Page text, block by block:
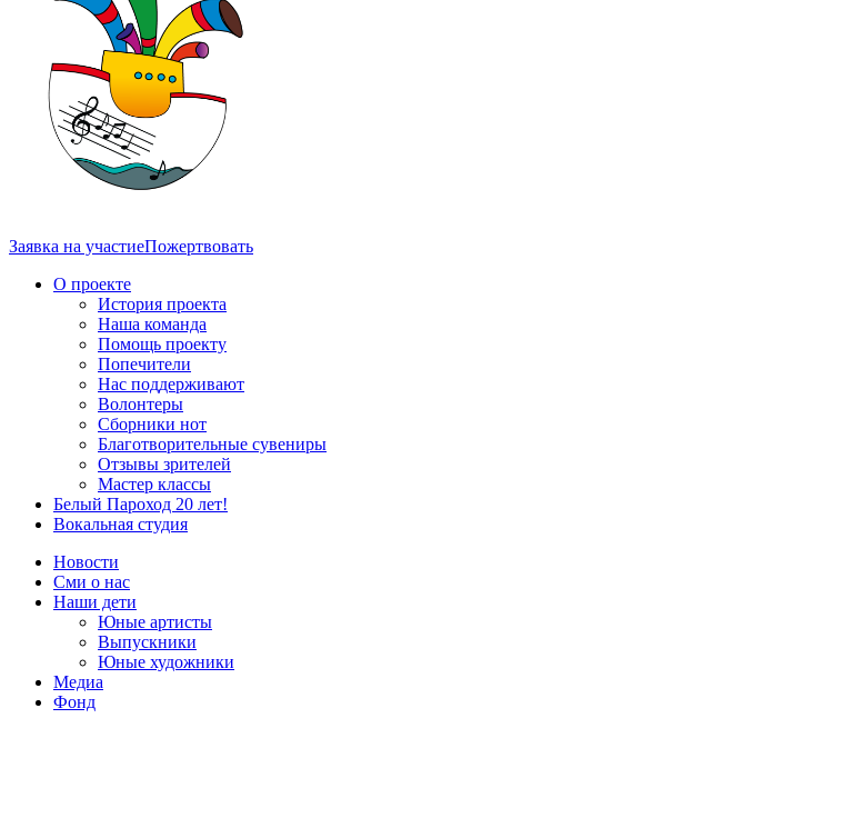
Заявка на участиеПожертвовать
О проекте
История проекта
Наша команда
Помощь проекту
Попечители
Нас поддерживают
Волонтеры
Сборники нот
Благотворительные сувениры
Отзывы зрителей
Мастер классы
Белый Пароход 20 лет!
Вокальная студия
Новости
Сми о нас
Наши дети
Юные артисты
Выпускники
Юные художники
Медиа
Фонд